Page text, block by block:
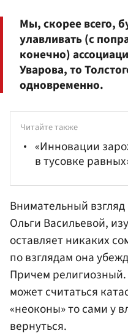
Мы, скорее всего,
улавливать (с
конечно)
Уварова, то
одновременно.
Читайте также
«Инновации
в тусовке
Внимательный
Ольги Васильевой,
оставляет никаких
по взглядам она
Причем религиозный.
может считаться
«неоконы» то сами у
вернуться.